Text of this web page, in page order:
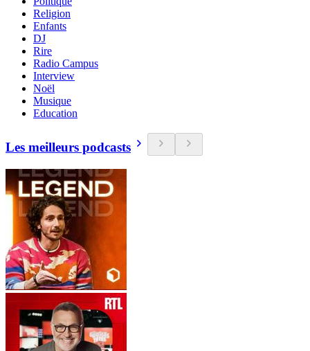
Religion
Enfants
DJ
Rire
Radio Campus
Interview
Noël
Musique
Education
Les meilleurs podcasts